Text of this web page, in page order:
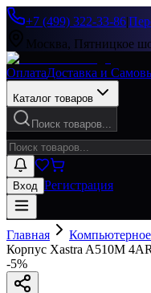
+7 (499) 322-33-86|
Москва, Пятницкое
ОплатаДоставка и
Каталог товаров
Поиск товаров...
Вход Регистрация
Главная
Корпус Xastra A510M
-5%